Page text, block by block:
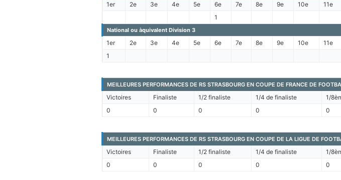
1er 2e 3e 4e 5e 6e 7e 8e 9e 10e 11e
1
National ou àquivalent Division 3
1er 2e 3e 4e 5e 6e 7e 8e 9e 10e 11e
1
MEILLEURES PERFORMANCES DE RS STRASBOURG EN COUPE DE FRANCE DE
Victoires Finaliste 1/2 finaliste 1/4 de finaliste 1/
0
0 0 0 0
MEILLEURES PERFORMANCES DE RS STRASBOURG EN COUPE DE LA LIGUE DE
Victoires Finaliste 1/2 finaliste 1/4 de finaliste 1/
0
0 0 0 0